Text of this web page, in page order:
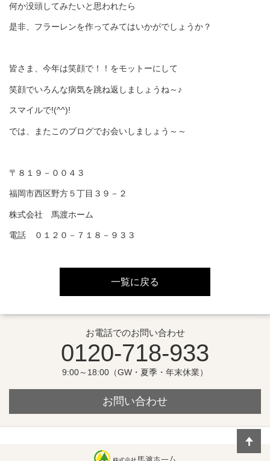
何か没頭してみたいと思われたら
是非、フラーレンを作ってみてはいかがでしょうか？
皆さま、今年は笑顔で！！をモットーにして
笑顔でいろんな病気を跳ね返しましょうね～♪
スマイルで!(^^)!
では、またこのブログでお会いしましょう～～
〒８１９－００４３
福岡市西区野方５丁目３９－２
株式会社 馬渡ホーム
電話 ０１２０－７１８－９３３
一覧に戻る
お電話でのお問い合わせ
0120-718-933
9:00～18:00（GW・夏季・年末休業）
お問い合わせ